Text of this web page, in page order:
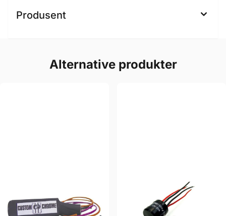
Produsent
Alternative produkter